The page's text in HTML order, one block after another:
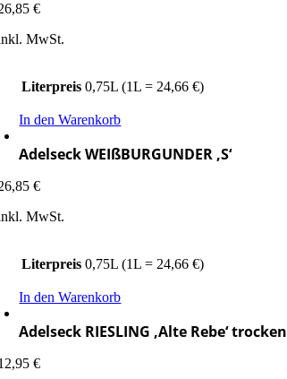
€
MwSt.
Literpreis 0,75L (1L = 24,66 €)
In den Warenkorb
Adelseck WEIßBURGUNDER ‚S‘
€
MwSt.
Literpreis 0,75L (1L = 24,66 €)
In den Warenkorb
Adelseck RIESLING ‚Alte Rebe‘ trocken
€